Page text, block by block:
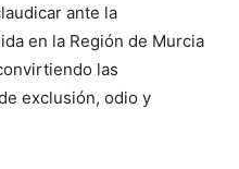
ante la
en la Región de Murcia
las
exclusión, odio y